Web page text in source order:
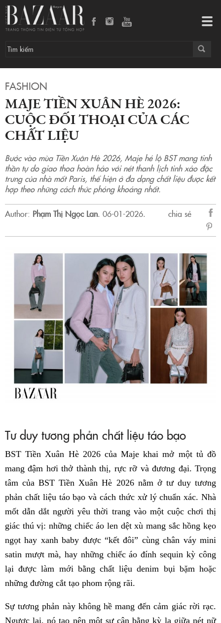
FASHION
MAJE TIỀN XUÂN HÈ 2026:
CUỘC ĐỐI THOẠI CỦA CÁC
CHẤT LIỆU
Bước vào mùa Tiền Xuân Hè 2026, Maje hé lộ BST mang tinh
thần tự do giao thoa hoàn hảo với nét thanh lịch tinh xảo đặc
trưng của nhà mốt Paris, thể hiện ở đa dạng chất liệu được kết
hợp theo những cách thức phóng khoáng nhất.
Author: Phạm Thị Ngọc Lan. 06-01-2026.
chia sẻ
sẻ
Tư duy tương phản chất liệu táo bạo
BST Tiền Xuân Hè 2026 của Maje khai mở một tủ đồ
mang đậm hơi thở thành thị, rực rỡ và đương đại. Trọng
tâm của BST Tiền Xuân Hè 2026 nằm ở tư duy tương
phản chất liệu táo bạo và cách thức xử lý chuẩn xác. Nhà
mốt dẫn dắt người yêu thời trang vào một cuộc chơi thị
giác thú vị: những chiếc áo len dệt xù mang sắc hồng kẹo
ngọt hay xanh baby được “kết đôi” cùng chân váy mini
satin mượt mà, hay những chiếc áo đính sequin kỳ công
lại được làm mới bằng chất liệu denim bụi bặm hoặc
những đường cắt tạo phom rộng rãi.
Sự tương phản này không hề mang đến cảm giác rời rạc.
Ngược lại, nó tạo nên một sự cân bằng kỳ lạ giữa nét nữ